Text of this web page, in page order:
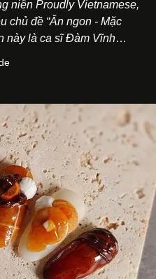
niên Proudly Vietnamese,
chủ đề “Ăn ngon - Mặc
này là ca sĩ Đàm Vĩnh
Indochine hoài niệm, thu